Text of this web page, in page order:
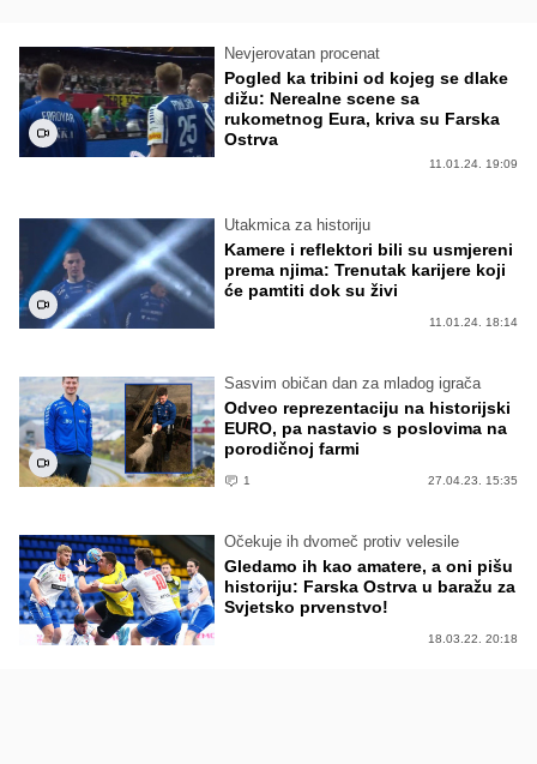
Nevjerovatan procenat
Pogled ka tribini od kojeg se dlake
dižu: Nerealne scene sa
rukometnog Eura, kriva su Farska
Ostrva
11.01.24. 19:09
Utakmica za historiju
Kamere i reflektori bili su usmjereni
prema njima: Trenutak karijere koji
će pamtiti dok su živi
11.01.24. 18:14
Sasvim običan dan za mladog igrača
Odveo reprezentaciju na historijski
EURO, pa nastavio s poslovima na
porodičnoj farmi
1 27.04.23. 15:35
Očekuje ih dvomeč protiv velesile
Gledamo ih kao amatere, a oni pišu
historiju: Farska Ostrva u baražu za
Svjetsko prvenstvo!
18.03.22. 20:18